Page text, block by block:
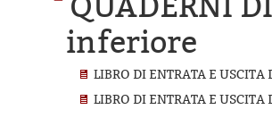
inferiore
LIBRO DI ENTRATA E USCITA
LIBRO DI ENTRATA E USCITA